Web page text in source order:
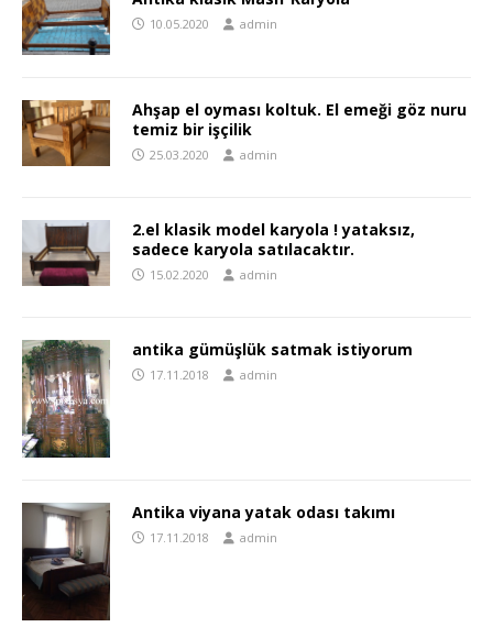
10.05.2020 admin
Ahşap el oyması koltuk. El emeği göz nuru
temiz bir işçilik
25.03.2020 admin
2.el klasik model karyola ! yataksız,
sadece karyola satılacaktır.
15.02.2020 admin
antika gümüşlük satmak istiyorum
17.11.2018 admin
Antika viyana yatak odası takımı
17.11.2018 admin